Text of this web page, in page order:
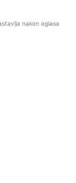
nakon oglasa